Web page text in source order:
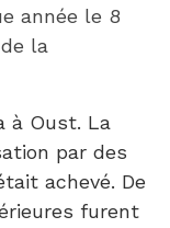
année le 8
la
à Oust. La
par des
achevé. De
furent